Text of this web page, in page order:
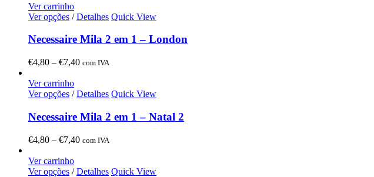
through
Ver carrinho
Ver opções / Detalhes Quick View
Necessaire Mila 2 em 1 – London
€4,80 – €7,40Price
through
com IVA
Ver carrinho
Ver opções / Detalhes Quick View
Necessaire Mila 2 em 1 – Natal 2
€4,80 – €7,40Price
through
com IVA
Ver carrinho
Ver opções / Detalhes Quick View